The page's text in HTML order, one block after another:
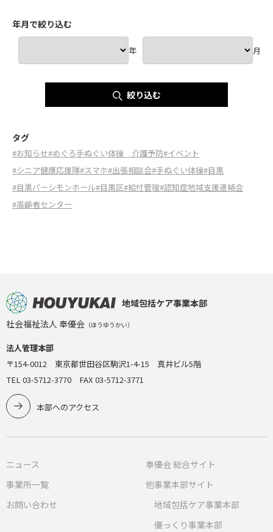
年月で絞り込む
年 月
絞り込む
タグ
#お知らせ#めぐろ手ぬぐい体操 介護予防#イベント
#シニア健康応援隊#スマホ#出張相談会#手ぬぐい体操#目黒
#目黒パーシモンホール#目黒区#給付管理#認知症地域支援連絡会
#高齢者センター
地域包括ケア事業本部
社会福祉法人 奉優会 （ほうゆうかい）
法人管理本部
〒154-0012 東京都世田谷区駒沢1-4-15 真井ビル5階
TEL 03-5712-3770 FAX 03-5712-3771
本部へのアクセス
ニュース
事業所一覧
お問い合わせ
奉優会 総合サイト
他事業本部サイト
地域包括ケア事業本部
優っくり事業本部